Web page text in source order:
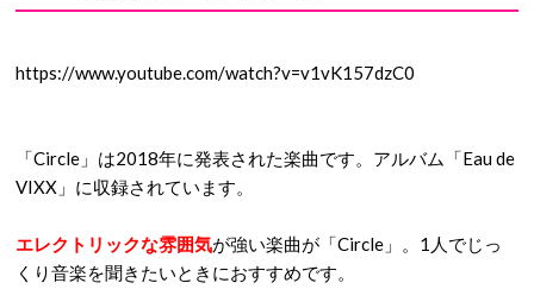
https://www.youtube.com/watch?v=v1vK157dzC0
「Circle」は2018年に発表された楽曲です。アルバム「Eau de
VIXX」に収録されています。
エレクトリックな雰囲気が強い楽曲が「Circle」。1人でじっ
くり音楽を聞きたいときにおすすめです。